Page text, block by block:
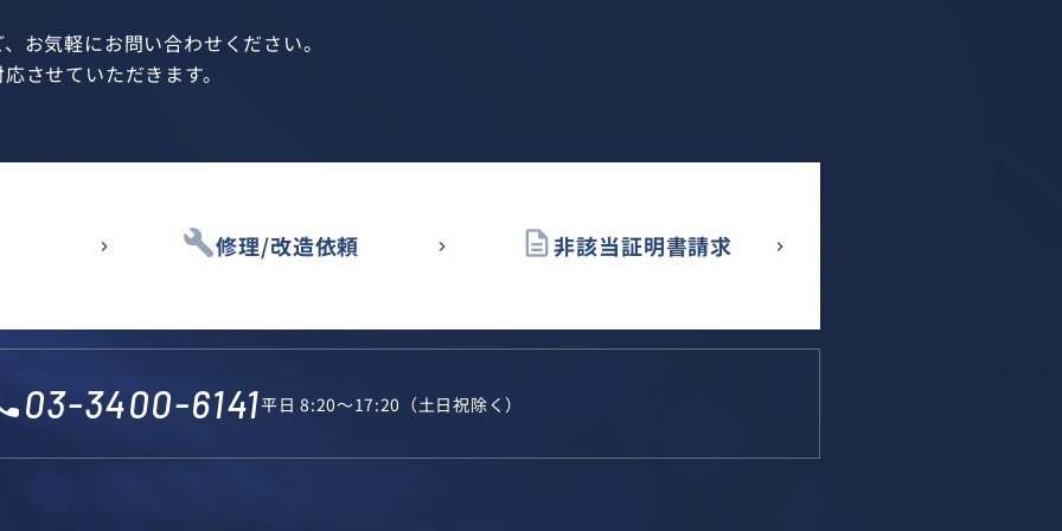
お気軽にお問い合わせください。
させていただきます。
build修理/改造依頼 description非該当証明書請求
03-3400-6141平日 8:20～17:20（土日祝除く）